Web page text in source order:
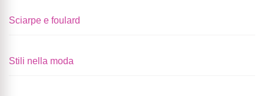
Sciarpe e foulard
Stili nella moda